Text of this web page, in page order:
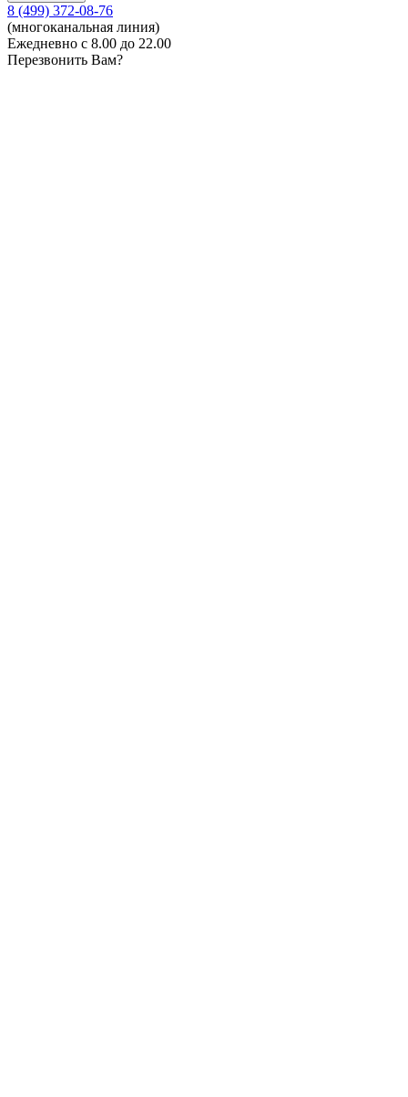
8 (499) 372-08-76
(многоканальная линия)
Ежедневно с 8.00 до 22.00
Перезвонить Вам?